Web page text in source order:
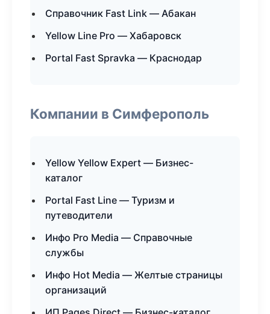
Справочник Fast Link — Абакан
Yellow Line Pro — Хабаровск
Portal Fast Spravka — Краснодар
Компании в Симферополь
Yellow Yellow Expert — Бизнес-
каталог
Portal Fast Line — Туризм и
путеводители
Инфо Pro Media — Справочные
службы
Инфо Hot Media — Желтые страницы
организаций